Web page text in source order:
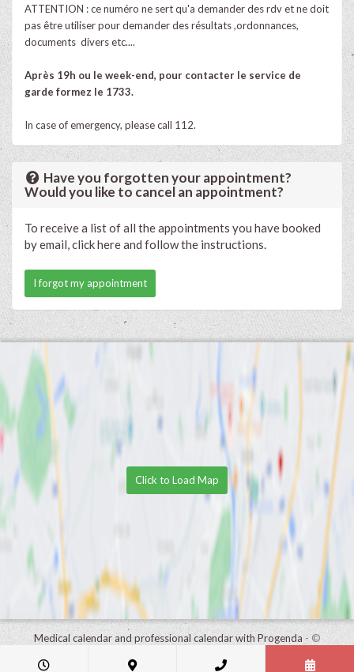
ATTENTION : ce numéro ne sert qu'a demander des rdv et ne doit
pas être utiliser pour demander des résultats ,ordonnances,
documents divers etc....
Après 19h ou le week-end, pour contacter le service de
garde formez le 1733.
In case of emergency, please call 112.
Have you forgotten your appointment?
Would you like to cancel an appointment?
To receive a list of all the appointments you have booked
by email, click here and follow the instructions.
I forgot my appointment
Click to Load Map
Medical calendar and professional calendar with Progenda - ©